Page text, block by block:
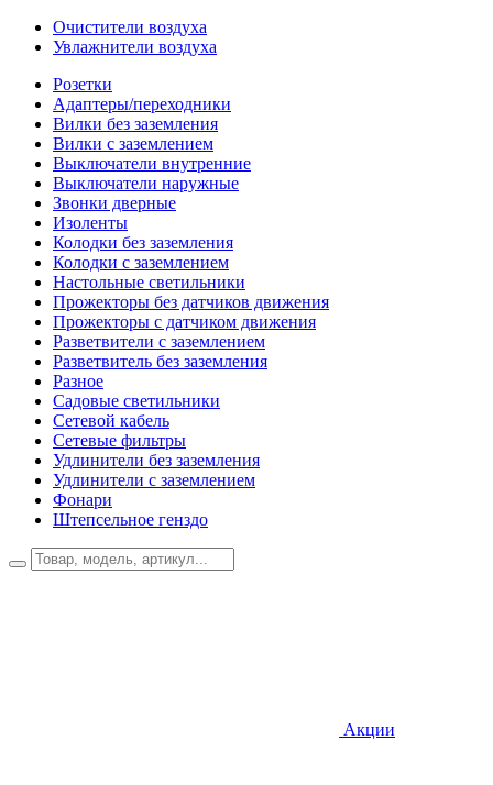
Очистители воздуха
Увлажнители воздуха
Розетки
Адаптеры/переходники
Вилки без заземления
Вилки с заземлением
Выключатели внутренние
Выключатели наружные
Звонки дверные
Изоленты
Колодки без заземления
Колодки с заземлением
Настольные светильники
Прожекторы без датчиков движения
Прожекторы с датчиком движения
Разветвители с заземлением
Разветвитель без заземления
Разное
Садовые светильники
Сетевой кабель
Сетевые фильтры
Удлинители без заземления
Удлинители с заземлением
Фонари
Штепсельное генздо
Акции